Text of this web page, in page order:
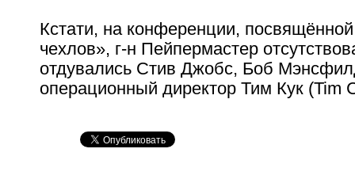
Кстати, на конференции,
чехлов», г-н Пейпермастер
отдувались Стив Джобс, Боб
операционный директор Тим Кук (Tim